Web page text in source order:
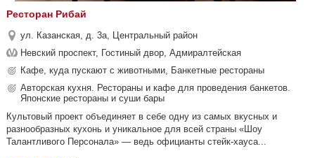
Ресторан Рибай
ул. Казанская, д. 3а, Центральный район
Невский проспект, Гостиный двор, Адмиралтейская
Кафе, куда пускают с животными, Банкетные рестораны
Авторская кухня. Рестораны и кафе для проведения банкетов.
Японские рестораны и суши бары
Культовый проект объединяет в себе одну из самых вкусных и
разнообразных кухонь и уникальное для всей страны «Шоу
Талантливого Персонала» — ведь официанты стейк-хауса...